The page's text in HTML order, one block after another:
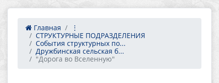
Главная
⋮
СТРУКТУРНЫЕ ПОДРАЗДЕЛЕНИЯ
События структурных по...
Дружбинская сельская б...
"Дорога во Вселенную"